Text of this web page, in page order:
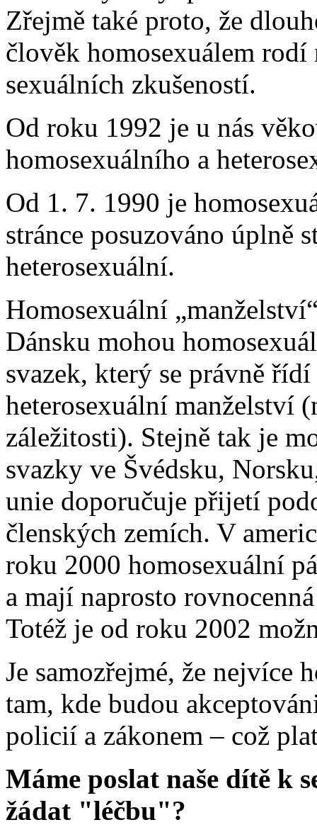
Zřejmě také proto, že
člověk homosexuálem rodí
sexuálních zkušeností.
Od roku 1992 je u nás
homosexuálního a
Od 1. 7. 1990 je
stránce posuzováno úplně
heterosexuální.
Homosexuální
Dánsku mohou
svazek, který se právně
heterosexuální manželství
záležitosti). Stejně tak je
svazky ve Švédsku,
unie doporučuje přijetí
členských zemích. V
roku 2000 homosexuální
a mají naprosto
Totéž je od roku 2002
Je samozřejmé, že nejvíce
tam, kde budou
policií a zákonem – což
Máme poslat naše dítě k
žádat "léčbu"?